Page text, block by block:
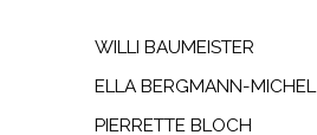
WILLI BAUMEISTER
ELLA BERGMANN-MICHEL
PIERRETTE BLOCH